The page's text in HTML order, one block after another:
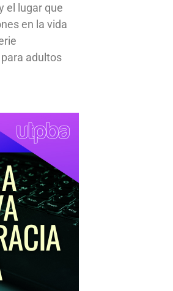
el lugar que
en la vida
adultos